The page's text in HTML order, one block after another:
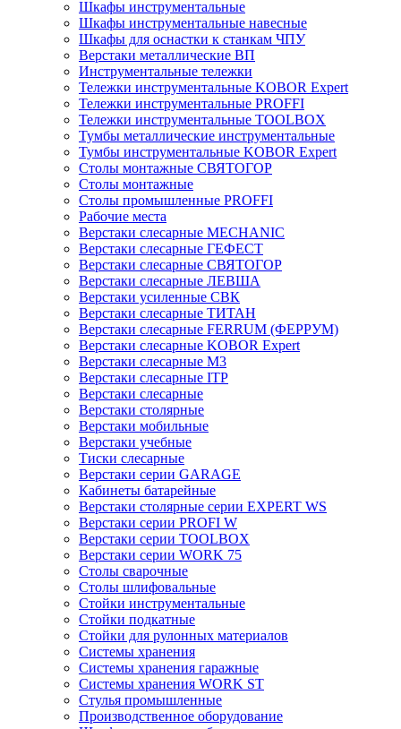
Шкафы инструментальные
Шкафы инструментальные навесные
Шкафы для оснастки к станкам ЧПУ
Верстаки металлические ВП
Инструментальные тележки
Тележки инструментальные KOBOR Expert
Тележки инструментальные PROFFI
Тележки инструментальные TOOLBOX
Тумбы металлические инструментальные
Тумбы инструментальные KOBOR Expert
Столы монтажные СВЯТОГОР
Столы монтажные
Столы промышленные PROFFI
Рабочие места
Верстаки слесарные MECHANIC
Верстаки слесарные ГЕФЕСТ
Верстаки слесарные СВЯТОГОР
Верстаки слесарные ЛЕВША
Верстаки усиленные СВК
Верстаки слесарные ТИТАН
Верстаки слесарные FERRUM (ФЕРРУМ)
Верстаки слесарные KOBOR Expert
Верстаки слесарные М3
Верстаки слесарные ITP
Верстаки слесарные
Верстаки столярные
Верстаки мобильные
Верстаки учебные
Тиски слесарные
Верстаки серии GARAGE
Кабинеты батарейные
Верстаки столярные серии EXPERT WS
Верстаки серии PROFI W
Верстаки серии TOOLBOX
Верстаки серии WORK 75
Столы сварочные
Столы шлифовальные
Стойки инструментальные
Стойки подкатные
Стойки для рулонных материалов
Системы хранения
Системы хранения гаражные
Системы хранения WORK ST
Стулья промышленные
Производственное оборудование